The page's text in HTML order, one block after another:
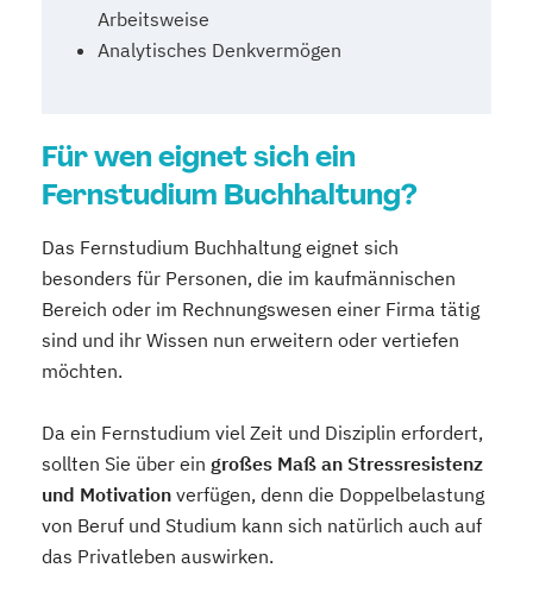
Arbeitsweise
Analytisches Denkvermögen
Für wen eignet sich ein
Fernstudium Buchhaltung?
Das Fernstudium Buchhaltung eignet sich
besonders für Personen, die im kaufmännischen
Bereich oder im Rechnungswesen einer Firma tätig
sind und ihr Wissen nun erweitern oder vertiefen
möchten.
Da ein Fernstudium viel Zeit und Disziplin erfordert,
sollten Sie über ein großes Maß an Stressresistenz
und Motivation verfügen, denn die Doppelbelastung
von Beruf und Studium kann sich natürlich auch auf
das Privatleben auswirken.